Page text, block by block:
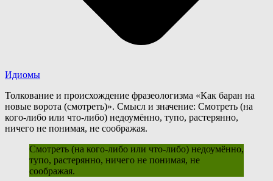
Идиомы
Толкование и происхождение фразеологизма «Как баран на
новые ворота (смотреть)». Смысл и значение: Смотреть (на
кого-либо или что-либо) недоумённо, тупо, растерянно,
ничего не понимая, не соображая.
Смотреть (на кого-либо или что-либо) недоумённо,
тупо, растерянно, ничего не понимая, не
соображая.